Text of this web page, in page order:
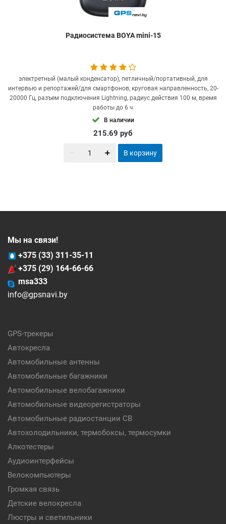
Радиосистема BOYA mini-15
электретный (малый конденсатор), петличный/портативный, для
интервью и репортажей/для смартфонов, круговая направленность, 20-
20000 Гц, разъем подключения Lightning, радиус действия 100 м, время
работы до 6 ч
В наличии
215.69 руб
В корзину
Мы на связи!
+375 (33) 311-35-11
+375 (29) 164-66-66
msa333
info@gpsnavi.by
GPS-трекеры
Автокресла
Автомобильные антенны
Автомобильные багажники
Автомобильные велобагажники
Автомобильные видеорегистраторы
Автомобильные радиостанции CB
Автохолодильники, термобоксы, термосумки
Алкотестеры
Аудиоинтерфейсы
Велокомпьютеры
Громкая связь
Детские велокресла
Люстры и светильники